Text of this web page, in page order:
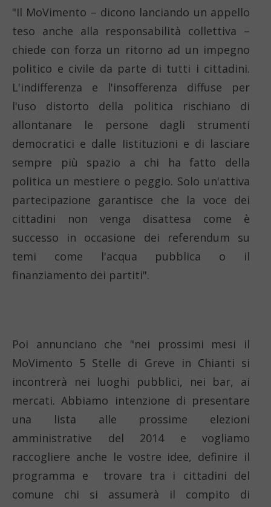
"Il MoVimento – dicono lanciando un appello
teso anche alla responsabilità collettiva –
chiede con forza un ritorno ad un impegno
politico e civile da parte di tutti i cittadini.
L'indifferenza e l'insofferenza diffuse per
l'uso distorto della politica rischiano di
allontanare le persone dagli strumenti
democratici e dalle Iistituzioni e di lasciare
sempre più spazio a chi ha fatto della
politica un mestiere o peggio. Solo un'attiva
partecipazione garantisce che la voce dei
cittadini non venga disattesa come è
successo in occasione dei referendum su
temi come l'acqua pubblica o il
finanziamento dei partiti".
Poi annunciano che "nei prossimi mesi il
MoVimento 5 Stelle di Greve in Chianti si
incontrerà nei luoghi pubblici, nei bar, ai
mercati. Abbiamo intenzione di presentare
una lista alle prossime elezioni
amministrative del 2014 e vogliamo
raccogliere anche le vostre idee, definire il
programma e trovare tra i cittadini del
comune chi si assumerà il compito di